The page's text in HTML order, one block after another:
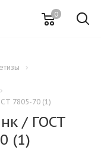
0
7805-70 (1)
/ ГОСТ
(1)